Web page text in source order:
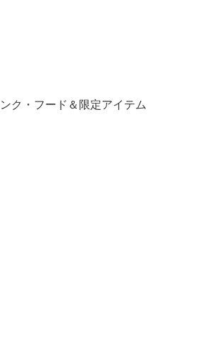
ク・フード＆限定アイテム